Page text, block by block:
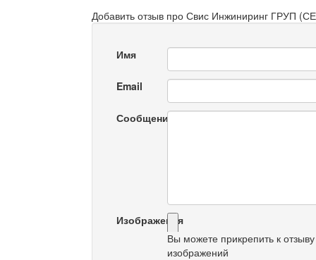
Добавить отзыв про Свис Инжиниринг ГРУП
Имя
Email
Сообщение
Изображения
Вы можете прикрепить к
изображений